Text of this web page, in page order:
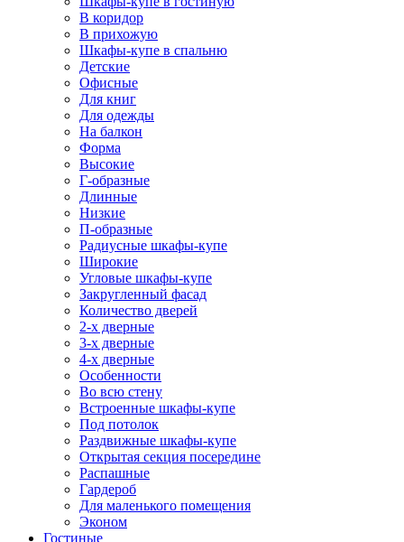
В коридор
В прихожую
Шкафы-купе в спальню
Детские
Офисные
Для книг
Для одежды
На балкон
Форма
Высокие
Г-образные
Длинные
Низкие
П-образные
Радиусные шкафы-купе
Широкие
Угловые шкафы-купе
Закругленный фасад
Количество дверей
2-х дверные
3-х дверные
4-х дверные
Особенности
Во всю стену
Встроенные шкафы-купе
Под потолок
Раздвижные шкафы-купе
Открытая секция посередине
Распашные
Гардероб
Для маленького помещения
Эконом
Гостиные